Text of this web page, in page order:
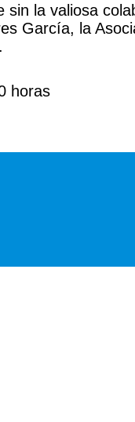
la valiosa
García, la
horas